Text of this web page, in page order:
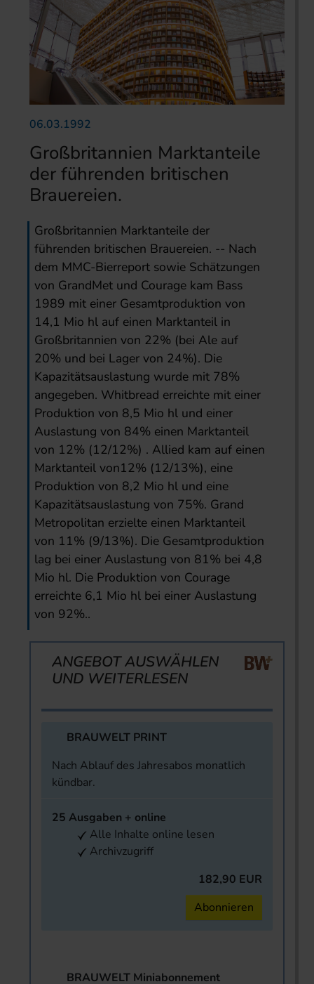
06.03.1992
Großbritannien Marktanteile
der führenden britischen
Brauereien.
Großbritannien Marktanteile der
führenden britischen Brauereien. -- Nach
dem MMC-Bierreport sowie Schätzungen
von GrandMet und Courage kam Bass
1989 mit einer Gesamtproduktion von
14,1 Mio hl auf einen Marktanteil in
Großbritannien von 22% (bei Ale auf
20% und bei Lager von 24%). Die
Kapazitätsauslastung wurde mit 78%
angegeben. Whitbread erreichte mit einer
Produktion von 8,5 Mio hl und einer
Auslastung von 84% einen Marktanteil
von 12% (12/12%) . Allied kam auf einen
Marktanteil von12% (12/13%), eine
Produktion von 8,2 Mio hl und eine
Kapazitätsauslastung von 75%. Grand
Metropolitan erzielte einen Marktanteil
von 11% (9/13%). Die Gesamtproduktion
lag bei einer Auslastung von 81% bei 4,8
Mio hl. Die Produktion von Courage
erreichte 6,1 Mio hl bei einer Auslastung
von 92%..
ANGEBOT AUSWÄHLEN
UND WEITERLESEN
BRAUWELT PRINT
Nach Ablauf des Jahresabos monatlich
kündbar.
25 Ausgaben + online
Alle Inhalte online lesen
Archivzugriff
182,90 EUR
Abonnieren
BRAUWELT Miniabonnement